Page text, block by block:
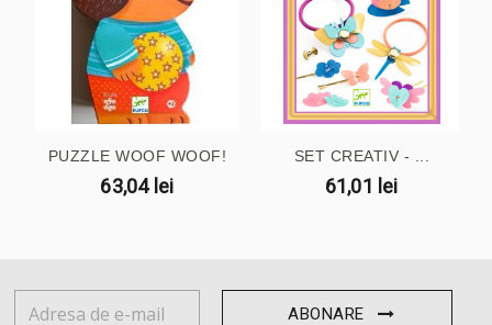
PUZZLE WOOF WOOF!
63,04 lei
SET CREATIV - ...
61,01 lei
ABONARE